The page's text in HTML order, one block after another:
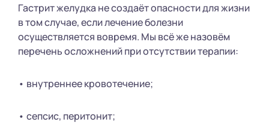
Гастрит желудка не создаёт опасности для жизни
в том случае, если лечение болезни
осуществляется вовремя. Мы всё же назовём
перечень осложнений при отсутствии терапии:
• внутреннее кровотечение;
• сепсис, перитонит;